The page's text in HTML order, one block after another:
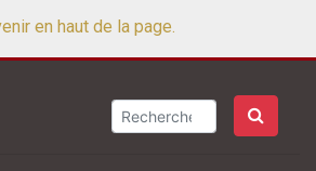
en haut de la page.